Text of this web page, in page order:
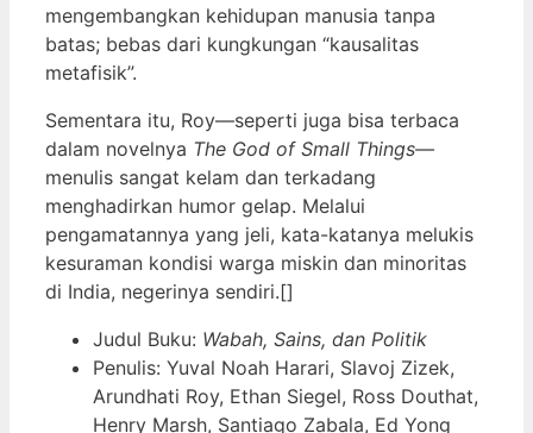
mengembangkan kehidupan manusia tanpa
batas; bebas dari kungkungan “kausalitas
metafisik”.
Sementara itu, Roy—seperti juga bisa terbaca
dalam novelnya The God of Small Things—
menulis sangat kelam dan terkadang
menghadirkan humor gelap. Melalui
pengamatannya yang jeli, kata-katanya melukis
kesuraman kondisi warga miskin dan minoritas
di India, negerinya sendiri.[]
Judul Buku: Wabah, Sains, dan Politik
Penulis: Yuval Noah Harari, Slavoj Zizek,
Arundhati Roy, Ethan Siegel, Ross Douthat,
Henry Marsh, Santiago Zabala, Ed Yong